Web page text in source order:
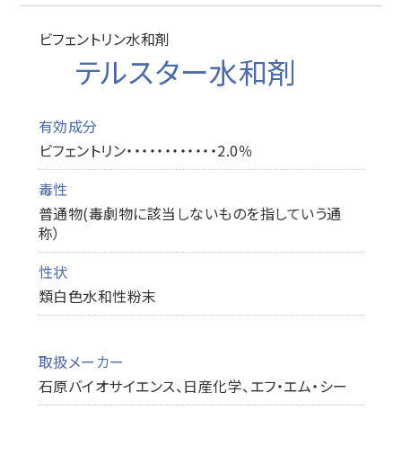
ビフェントリン水和剤
テルスター水和剤
有効成分
ビフェントリン・・・・・・・・・・・・2.0％
毒性
普通物(毒劇物に該当しないものを指していう通
称）
性状
類白色水和性粉末
取扱メーカー
石原バイオサイエンス、日産化学、エフ・エム・シー